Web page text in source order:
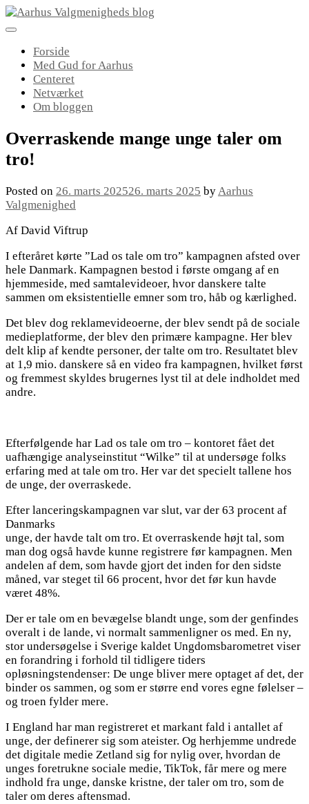
Skip
to
Forside
Med Gud for Aarhus
Centeret
Netværket
Om bloggen
Overraskende mange unge taler om
tro!
Posted on 26. marts 202526. marts 2025 byAarhus
Valgmenighed
Af David Viftrup
I efteråret kørte ”Lad os tale om tro” kampagnen afsted over
hele Danmark. Kampagnen bestod i første omgang af en
hjemmeside, med samtalevideoer, hvor danskere talte
sammen om eksistentielle emner som tro, håb og kærlighed.
Det blev dog reklamevideoerne, der blev sendt på de sociale
medieplatforme, der blev den primære kampagne. Her blev
delt klip af kendte personer, der talte om tro. Resultatet blev
at 1,9 mio. danskere så en video fra kampagnen, hvilket først
og fremmest skyldes brugernes lyst til at dele indholdet med
andre.
Efterfølgende har Lad os tale om tro – kontoret fået det
uafhængige analyseinstitut “Wilke” til at undersøge folks
erfaring med at tale om tro. Her var det specielt tallene hos
de unge, der overraskede.
Efter lanceringskampagnen var slut, var der 63 procent af
Danmarks
unge, der havde talt om tro. Et overraskende højt tal, som
man dog også havde kunne registrere før kampagnen. Men
andelen af dem, som havde gjort det inden for den sidste
måned, var steget til 66 procent, hvor det før kun havde
været 48%.
Der er tale om en bevægelse blandt unge, som der genfindes
overalt i de lande, vi normalt sammenligner os med. En ny,
stor undersøgelse i Sverige kaldet Ungdomsbarometret viser
en forandring i forhold til tidligere tiders
opløsningstendenser: De unge bliver mere optaget af det, der
binder os sammen, og som er større end vores egne følelser –
og troen fylder mere.
I England har man registreret et markant fald i antallet af
unge, der definerer sig som ateister. Og herhjemme undrede
det digitale medie Zetland sig for nylig over, hvordan de
unges foretrukne sociale medie, TikTok, får mere og mere
indhold fra unge, danske kristne, der taler om tro, som de
taler om deres aftensmad.